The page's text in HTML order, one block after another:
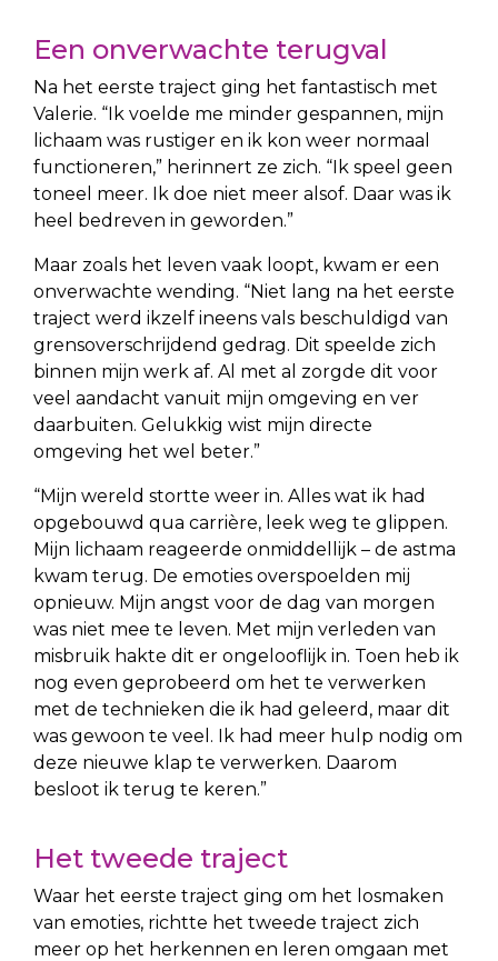
Een onverwachte terugval
Na het eerste traject ging het fantastisch met
Valerie. “Ik voelde me minder gespannen, mijn
lichaam was rustiger en ik kon weer normaal
functioneren,” herinnert ze zich. “Ik speel geen
toneel meer. Ik doe niet meer alsof. Daar was ik
heel bedreven in geworden.”
Maar zoals het leven vaak loopt, kwam er een
onverwachte wending. “Niet lang na het eerste
traject werd ikzelf ineens vals beschuldigd van
grensoverschrijdend gedrag. Dit speelde zich
binnen mijn werk af. Al met al zorgde dit voor
veel aandacht vanuit mijn omgeving en ver
daarbuiten. Gelukkig wist mijn directe
omgeving het wel beter.”
“Mijn wereld stortte weer in. Alles wat ik had
opgebouwd qua carrière, leek weg te glippen.
Mijn lichaam reageerde onmiddellijk – de astma
kwam terug. De emoties overspoelden mij
opnieuw. Mijn angst voor de dag van morgen
was niet mee te leven. Met mijn verleden van
misbruik hakte dit er ongelooflijk in. Toen heb ik
nog even geprobeerd om het te verwerken
met de technieken die ik had geleerd, maar dit
was gewoon te veel. Ik had meer hulp nodig om
deze nieuwe klap te verwerken. Daarom
besloot ik terug te keren.”
Het tweede traject
Waar het eerste traject ging om het losmaken
van emoties, richtte het tweede traject zich
meer op het herkennen en leren omgaan met